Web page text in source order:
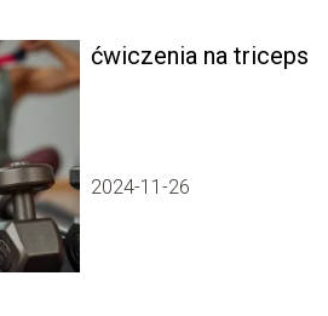
ćwiczenia na triceps
2024-11-26